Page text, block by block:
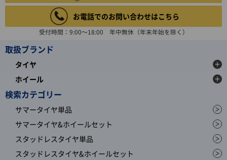
お電話でのお問い合わせはこちら
受付時間：9:00～18:00 年中無休（年末年始を除く）
取扱ブランド
タイヤ
ホイール
検索カテゴリー
サマータイヤ単品
サマータイヤ&ホイールセット
スタッドレスタイヤ単品
スタッドレスタイヤ&ホイールセット